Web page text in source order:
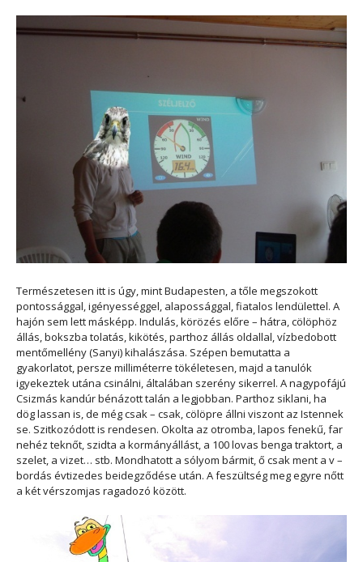
Természetesen itt is úgy, mint Budapesten, a tőle megszokott
pontossággal, igényességgel, alapossággal, fiatalos lendülettel. A
hajón sem lett másképp. Indulás, körözés előre – hátra, cölöphöz
állás, bokszba tolatás, kikötés, parthoz állás oldallal, vízbedobott
mentőmellény (Sanyi) kihalászása. Szépen bemutatta a
gyakorlatot, persze milliméterre tökéletesen, majd a tanulók
igyekeztek utána csinálni, általában szerény sikerrel. A nagypofájú
Csizmás kandúr bénázott talán a legjobban. Parthoz siklani, ha
dög lassan is, de még csak – csak, cölöpre állni viszont az Istennek
se. Szitkozódott is rendesen. Okolta az otromba, lapos fenekű, far
nehéz teknőt, szidta a kormányállást, a 100 lovas benga traktort, a
szelet, a vizet… stb. Mondhatott a sólyom bármit, ő csak ment a v –
bordás évtizedes beidegződése után. A feszültség meg egyre nőtt
a két vérszomjas ragadozó között.